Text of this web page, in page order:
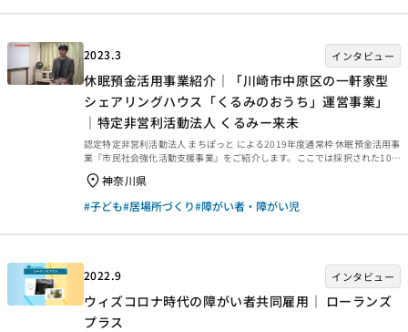
2023.3 インタビュー
休眠預金活用事業紹介｜「川崎市中原区の一軒家型
シェアリングハウス「くるみのおうち」運営事業」
｜特定非営利活動法人 くるみー来未
認定特定非営利活動法人 まちぽっと による2019年度通常枠 休眠預金活用事
業『市民社会強化活動支援事業』をご紹介します。ここでは採択された10の
実行団体のうち、特定非営利活動法人 くるみー来未の「川崎市中原区の一
軒家型シェアリングハウス「くるみのおうち」運営事業」の動画をご紹介し
ます。
神奈川県
#子ども#居場所づくり#障がい者・障がい児
2022.9 インタビュー
ウィズコロナ時代の障がい者共同雇用｜ ローランズ
プラス